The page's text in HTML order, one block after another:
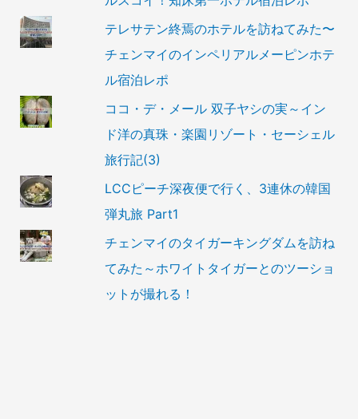
テレサテン終焉のホテルを訪ねてみた〜
チェンマイのインペリアルメーピンホテ
ル宿泊レポ
ココ・デ・メール 双子ヤシの実～イン
ド洋の真珠・楽園リゾート・セーシェル
旅行記(3)
LCCピーチ深夜便で行く、3連休の韓国
弾丸旅 Part1
チェンマイのタイガーキングダムを訪ね
てみた～ホワイトタイガーとのツーショ
ットが撮れる！